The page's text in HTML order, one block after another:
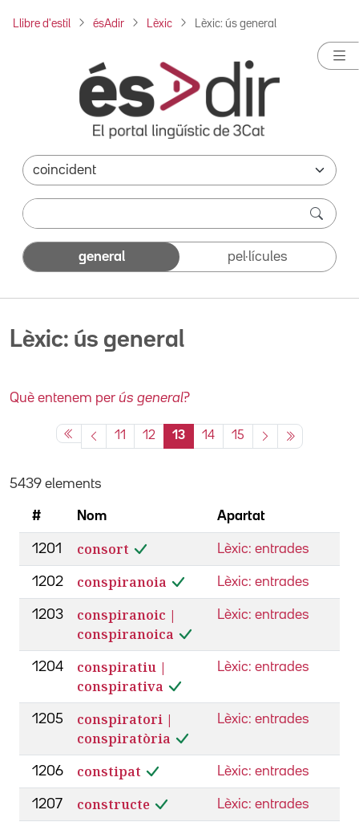
Llibre d'estil ésAdir Lèxic Lèxic: ús general
general pel·lícules
Lèxic: ús general
Què entenem per ús general?
11 12 13 14 15
5439 elements
# Nom Apartat
1201 consort Lèxic: entrades
1202 conspiranoia Lèxic: entrades
1203
conspiranoic |
conspiranoica
Lèxic: entrades
1204
conspiratiu |
conspirativa
Lèxic: entrades
1205
conspiratori |
conspiratòria
Lèxic: entrades
1206 constipat Lèxic: entrades
1207 constructe Lèxic: entrades